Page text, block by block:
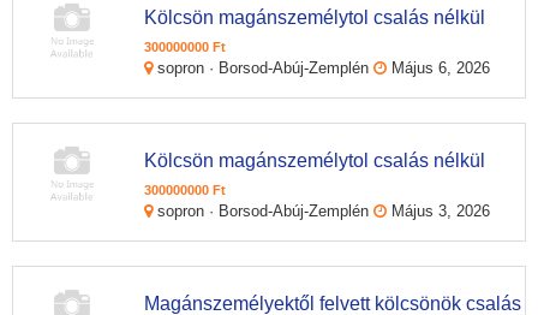
Kölcsön magánszemélytol csalás nélkül
300000000 Ft
sopron · Borsod-Abúj-Zemplén Május 6, 2026
Kölcsön magánszemélytol csalás nélkül
300000000 Ft
sopron · Borsod-Abúj-Zemplén Május 3, 2026
Magánszemélyektől felvett kölcsönök csalás